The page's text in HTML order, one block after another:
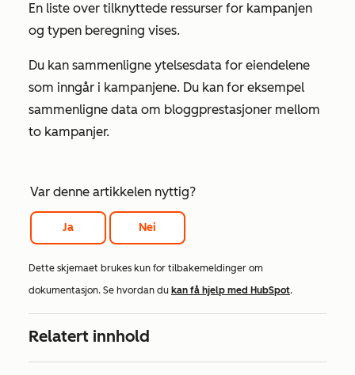
En liste over tilknyttede ressurser for kampanjen
og typen beregning vises.
Du kan sammenligne ytelsesdata for eiendelene
som inngår i kampanjene. Du kan for eksempel
sammenligne data om bloggprestasjoner mellom
to kampanjer.
Var denne artikkelen nyttig?
Ja Nei
Dette skjemaet brukes kun for tilbakemeldinger om
dokumentasjon. Se hvordan du kan få hjelp med HubSpot.
Relatert innhold